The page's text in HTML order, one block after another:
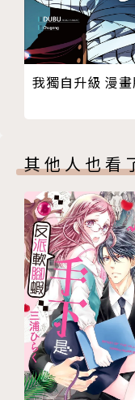
我獨自升級 漫
其他人也看